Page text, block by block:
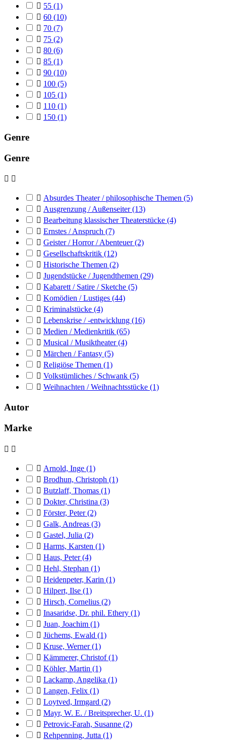
 55 (1)
 60 (10)
 70 (7)
 75 (2)
 80 (6)
 85 (1)
 90 (10)
 100 (5)
 105 (1)
 110 (1)
 150 (1)
Genre
Genre
 
 Absurdes Theater / philosophische Themen (5)
 Ausgrenzung / Außenseiter(13)
 Bearbeitung klassischer Theaterstücke (4)
 Ernstes / Anspruch (7)
 Geister / Horror / Abenteuer(2)
 Gesellschaftskritik (12)
 Historische Themen (2)
 Jugendstücke / Jugendthemen (29)
 Kabarett / Satire / Sketche (5)
 Komödien / Lustiges (44)
 Kriminalstücke (4)
 Lebenskrise / -entwicklung (16)
 Medien / Medienkritik (65)
 Musical / Musiktheater(4)
 Märchen / Fantasy (5)
 Religiöse Themen (1)
 Volkstümliches / Schwank (5)
 Weihnachten / Weihnachtsstücke (1)
Autor
Marke
 
 Arnold, Inge (1)
 Brodhun, Christoph (1)
 Butzlaff, Thomas (1)
 Dokter, Christina (3)
 Förster, Peter(2)
 Galk, Andreas (3)
 Gastel, Julia (2)
 Harms, Karsten (1)
 Haus, Peter(4)
 Hehl, Stephan (1)
 Heidenpeter, Karin (1)
 Hilpert, Ilse (1)
 Hirsch, Cornelius (2)
 Inasaridse, Dr. phil. Ethery (1)
 Juan, Joachim (1)
 Jüchems, Ewald (1)
 Kruse, Werner(1)
 Kämmerer, Christof(1)
 Köhler, Martin (1)
 Lackamp, Angelika (1)
 Langen, Felix (1)
 Loytved, Irmgard (2)
 Mayr, W. E. / Breitsprecher, U. (1)
 Petrovic-Farah, Susanne (2)
 Rehpenning, Jutta (1)